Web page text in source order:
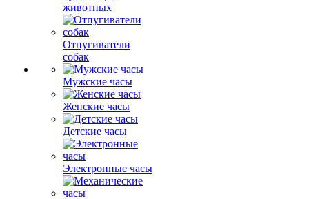
животных
Отпугиватели
собак
Мужские часы
Женские часы
Детские часы
Электронные часы